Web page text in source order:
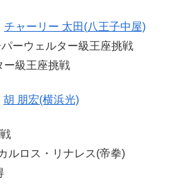
チャーリー 太田(八王子中屋)
ーウェルター級王座挑戦
級王座挑戦
胡 朋宏(横浜光)
ロス・リナレス(帝拳)